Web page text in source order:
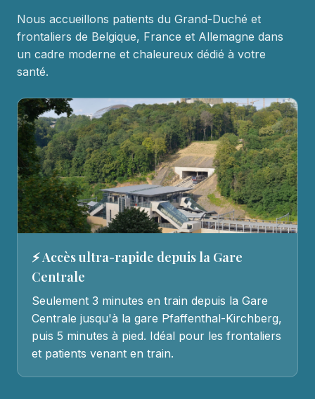
Nous accueillons patients du Grand-Duché et
frontaliers de Belgique, France et Allemagne dans
un cadre moderne et chaleureux dédié à votre
santé.
⚡ Accès ultra-rapide depuis la Gare
Centrale
Seulement 3 minutes en train depuis la Gare
Centrale jusqu'à la gare Pfaffenthal-Kirchberg,
puis 5 minutes à pied. Idéal pour les frontaliers
et patients venant en train.